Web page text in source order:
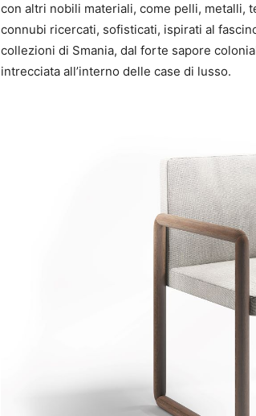
con altri nobili materiali, come pelli, metalli,
connubi ricercati, sofisticati, ispirati al
collezioni di Smania, dal forte sapore
intrecciata all’interno delle case di lusso.